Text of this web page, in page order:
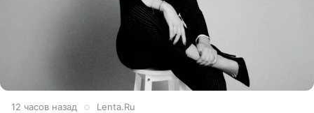
12 часов назад Lenta.Ru